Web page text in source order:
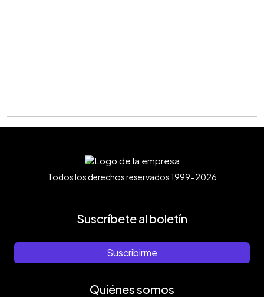
Todos los derechos reservados 1999-2026
Suscríbete al boletín
Suscribirme
Quiénes somos